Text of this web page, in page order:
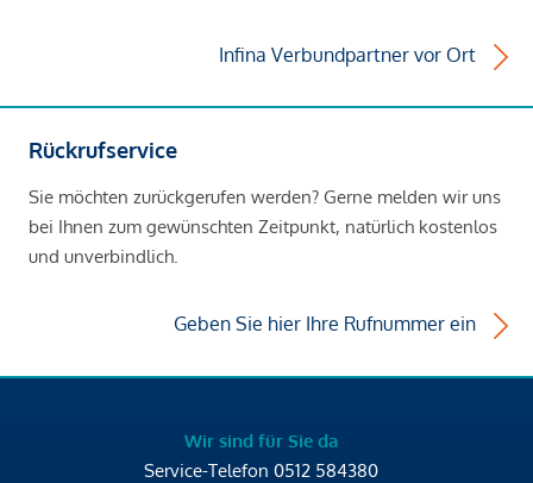
Infina Verbundpartner vor Ort
Rückrufservice
Sie möchten zurückgerufen werden? Gerne melden wir uns
bei Ihnen zum gewünschten Zeitpunkt, natürlich kostenlos
und unverbindlich.
Geben Sie hier Ihre Rufnummer ein
Wir sind für Sie da
Service-Telefon 0512 584380